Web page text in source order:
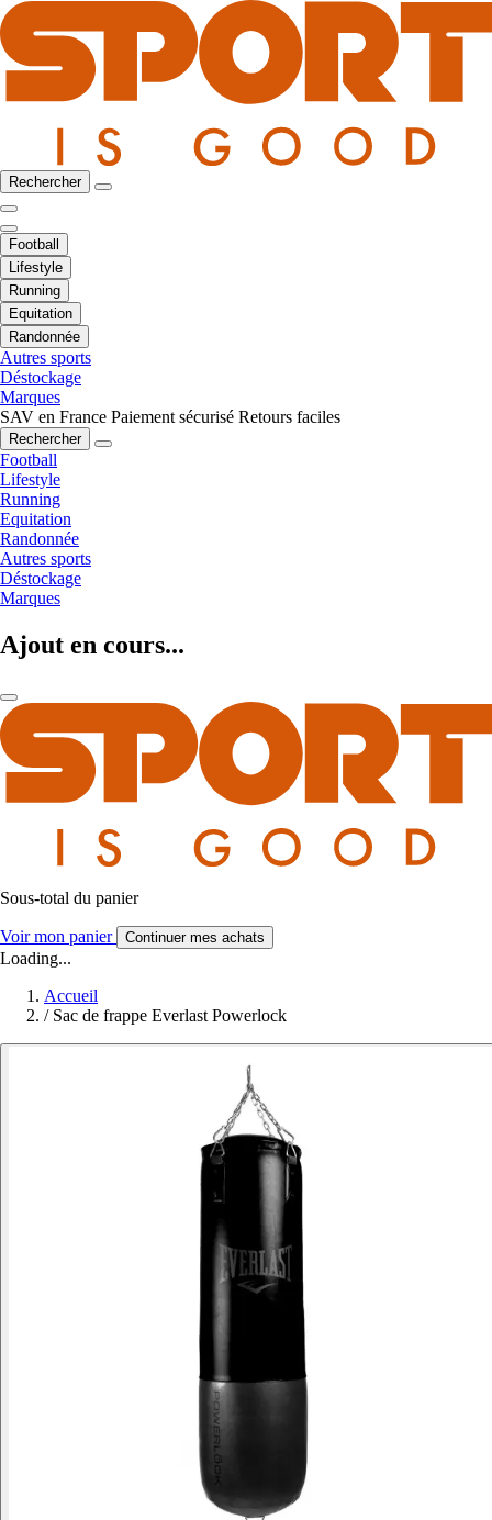
Rechercher
Football
Lifestyle
Running
Equitation
Randonnée
Autres sports
Déstockage
Marques
SAV en France Paiement sécurisé Retours faciles
Rechercher
Football
Lifestyle
Running
Equitation
Randonnée
Autres sports
Déstockage
Marques
Ajout en cours...
Sous-total du panier
Voir mon panier Continuer mes achats
Loading...
Accueil
/ Sac de frappe Everlast Powerlock